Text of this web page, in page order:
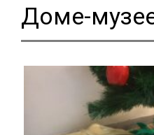
Доме-